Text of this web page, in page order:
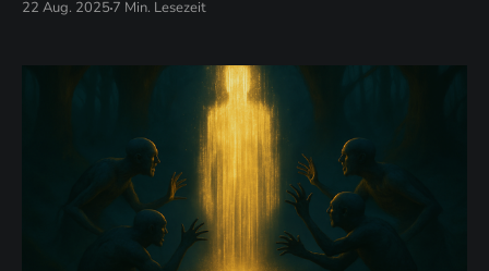
aufzuhören, deinen Wert durch deine Einsichten zu
22 Aug. 2025 7 Min. Lesezeit